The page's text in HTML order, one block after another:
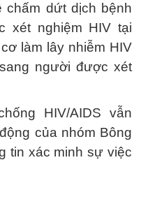
chấm dứt dịch bệnh
xét nghiệm HIV tại
làm lây nhiễm HIV
người được xét
HIV/AIDS vẫn
của nhóm Bông
tin xác minh sự việc